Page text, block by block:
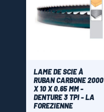
LAME DE SCIE À
RUBAN CARBONE 2000
X 10 X 0.65 MM -
DENTURE 3 TPI - LA
FOREZIENNE